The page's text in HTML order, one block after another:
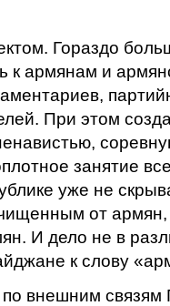
Гораздо
к армянам и
При этом
занятие
уже не
от
И дело не в
к слову
по внешним